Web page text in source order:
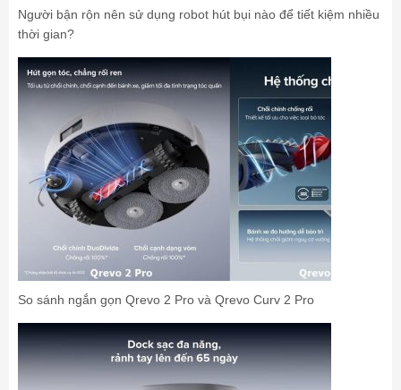
Người bận rộn nên sử dụng robot hút bụi nào để tiết kiệm nhiều
thời gian?
So sánh ngắn gọn Qrevo 2 Pro và Qrevo Curv 2 Pro